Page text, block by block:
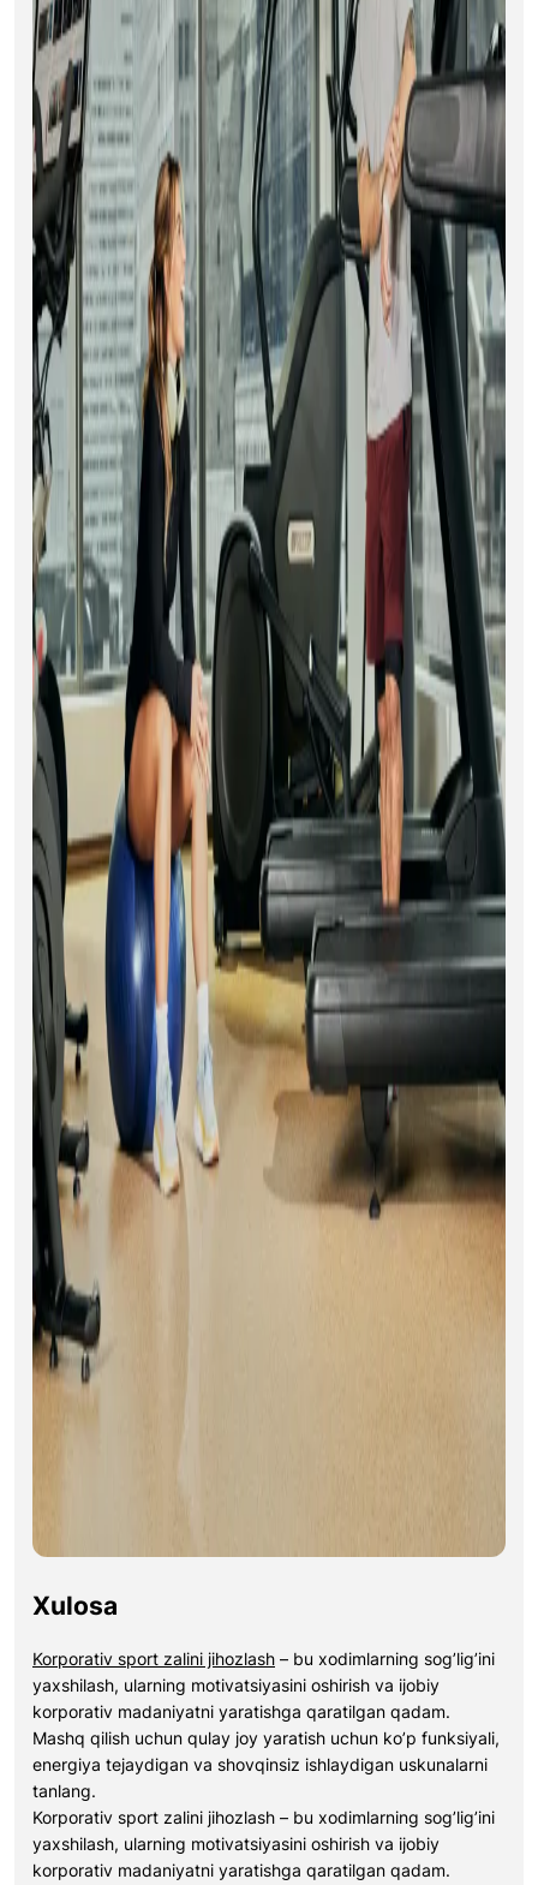
Xulosa
Korporativ sport zalini jihozlash – bu xodimlarning sog’lig’ini
yaxshilash, ularning motivatsiyasini oshirish va ijobiy
korporativ madaniyatni yaratishga qaratilgan qadam.
Mashq qilish uchun qulay joy yaratish uchun ko’p funksiyali,
energiya tejaydigan va shovqinsiz ishlaydigan uskunalarni
tanlang.
Korporativ sport zalini jihozlash – bu xodimlarning sog’lig’ini
yaxshilash, ularning motivatsiyasini oshirish va ijobiy
korporativ madaniyatni yaratishga qaratilgan qadam.